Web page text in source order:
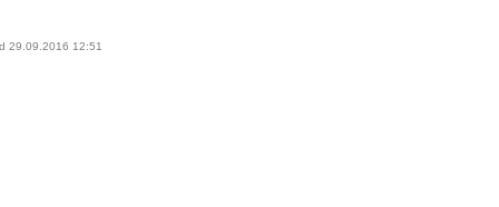
29.09.2016 12:51